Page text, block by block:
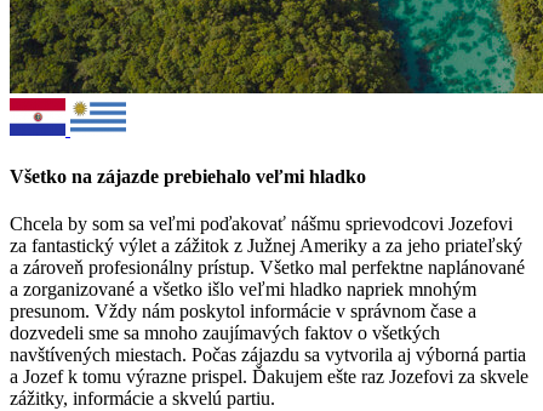
Všetko na zájazde prebiehalo veľmi hladko
Chcela by som sa veľmi poďakovať nášmu sprievodcovi Jozefovi
za fantastický výlet a zážitok z Južnej Ameriky a za jeho priateľský
a zároveň profesionálny prístup. Všetko mal perfektne naplánované
a zorganizované a všetko išlo veľmi hladko napriek mnohým
presunom. Vždy nám poskytol informácie v správnom čase a
dozvedeli sme sa mnoho zaujímavých faktov o všetkých
navštívených miestach. Počas zájazdu sa vytvorila aj výborná partia
a Jozef k tomu výrazne prispel. Ďakujem ešte raz Jozefovi za skvele
zážitky, informácie a skvelú partiu.